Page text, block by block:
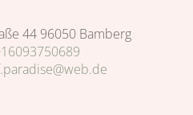
44 96050 Bamberg